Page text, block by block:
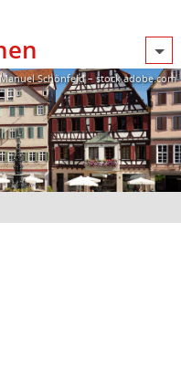
Schönfeld – stock.adobe.com